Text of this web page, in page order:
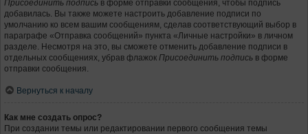
Присоединить подпись в форме отправки сообщения, чтобы подпись
добавилась. Вы также можете настроить добавление подписи по
умолчанию ко всем вашим сообщениям, сделав соответствующий выбор в
параграфе «Отправка сообщений» пункта «Личные настройки» в личном
разделе. Несмотря на это, вы сможете отменить добавление подписи в
отдельных сообщениях, убрав флажок Присоединить подпись в форме
отправки сообщения.
Вернуться к началу
Как мне создать опрос?
При создании темы или редактировании первого сообщения темы